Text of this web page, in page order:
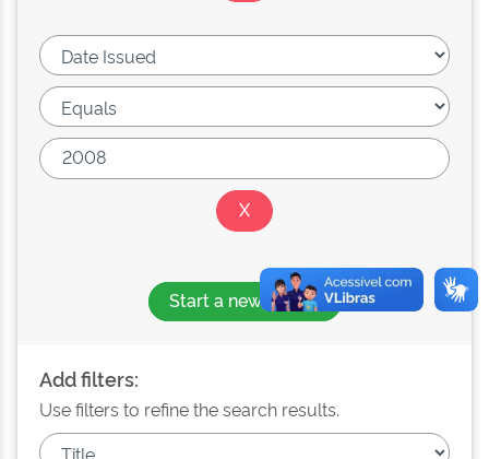
Start a new search
Add filters:
Use filters to refine the search results.